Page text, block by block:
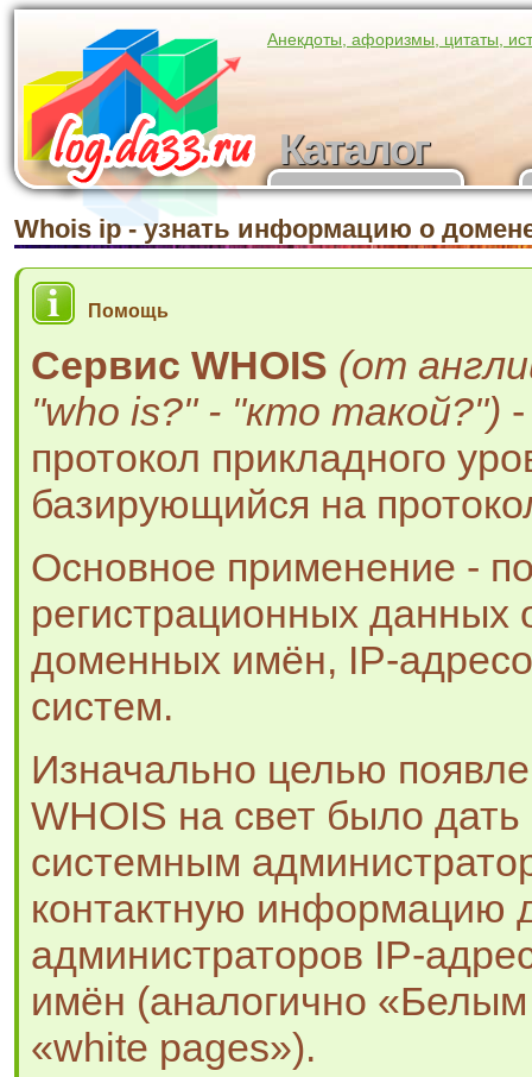
Анекдоты, афоризмы, цитаты,
Каталог
Каталог
участников
Whois ip - узнать информацию о
Помощь
Сервис WHOIS (от
"who is?" - "кто такой?")
протокол прикладного
базирующийся на
Основное применение -
регистрационных данных
доменных имён, IP-
систем.
Изначально целью
WHOIS на свет было
системным
контактную информацию
администраторов IP-
имён (аналогично
«white pages»).